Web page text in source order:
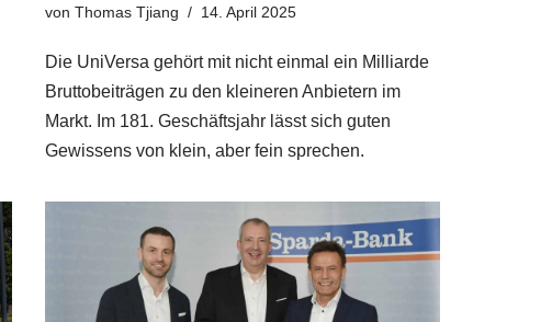
von Thomas Tjiang 14. April 2025
Die UniVersa gehört mit nicht einmal ein Milliarde
Bruttobeiträgen zu den kleineren Anbietern im
Markt. Im 181. Geschäftsjahr lässt sich guten
Gewissens von klein, aber fein sprechen.